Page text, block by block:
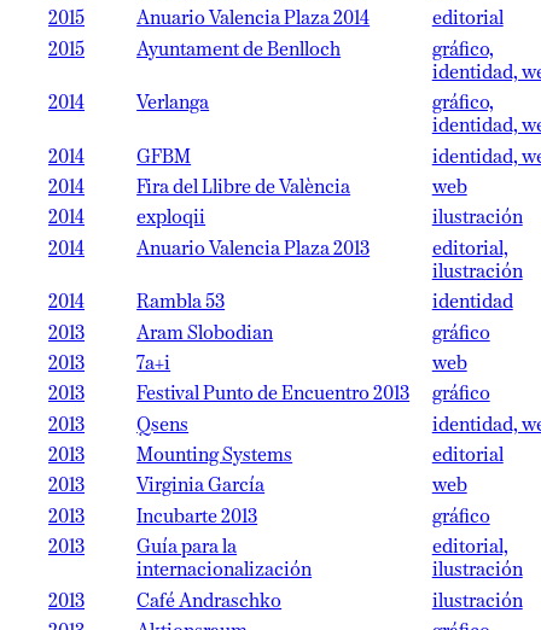
2015
Anuario Valencia Plaza 2014
editorial
2015
Ayuntament de Benlloch
gráfico,
identidad,
2014
Verlanga
gráfico,
identidad,
2014
GFBM
identidad,
2014
Fira del Llibre de València
web
2014
exploqii
ilustración
2014
Anuario Valencia Plaza 2013
editorial,
ilustración
2014
Rambla 53
identidad
2013
Aram Slobodian
gráfico
2013
7a+i
web
2013
Festival Punto de Encuentro 2013
gráfico
2013
Qsens
identidad,
2013
Mounting Systems
editorial
2013
Virginia García
web
2013
Incubarte 2013
gráfico
2013
Guía para la
internacionalización
editorial,
ilustración
2013
Café Andraschko
ilustración